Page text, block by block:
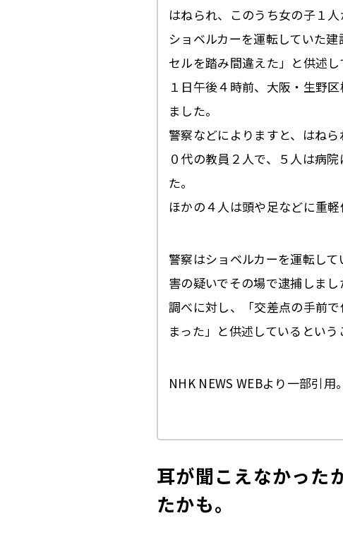
はねられ、このうち女の子１人
ショベルカーを運転していた
セルを踏み間違えた」と供述
１日午後４時前、大阪・生野
ました。
警察などによりますと、はね
０代の教員２人で、５人は病
た。
ほかの４人は頭や足などに重
警察はショベルカーを運転し
害の疑いでその場で逮捕しまし
調べに対し、「交差点の手前
まった」と供述しているという
NHK NEWS WEBより一部引用
耳が聞こえなかった
たかも。